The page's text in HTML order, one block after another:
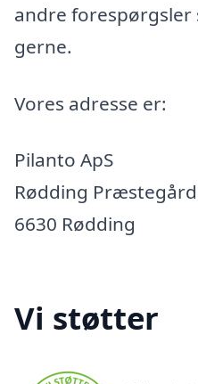
andre forespørgsler
gerne.
Vores adresse er:
Pilanto ApS
Rødding
6630 Rødding
Vi støtter